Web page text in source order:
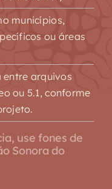
municípios,
ou áreas
entre arquivos
ou 5.1, conforme
use fones de
Sonora do